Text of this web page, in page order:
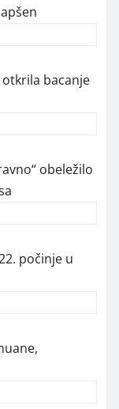
bacanje
obeležilo
počinje u